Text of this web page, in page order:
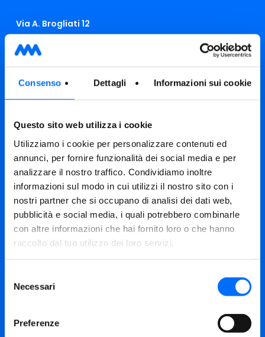
Consenso Dettagli Informazioni sui cookie
Questo sito web utilizza i cookie
Utilizziamo i cookie per personalizzare contenuti ed
annunci, per fornire funzionalità dei social media e per
analizzare il nostro traffico. Condividiamo inoltre
informazioni sul modo in cui utilizzi il nostro sito con i
nostri partner che si occupano di analisi dei dati web,
pubblicità e social media, i quali potrebbero combinarle
con altre informazioni che hai fornito loro o che hanno
raccolto dal tuo utilizzo dei loro servizi.
delNecessari
Preferenze
Via A. Brogliati 12
LUN:08.30 – 12.00 e 15:00 – 17:00
MAR, MER, GIO, VEN:
08.30 – 12.00
0473 283 000
info@asmmerano.it
reclami@asmmerano.it
CENTRO DI RICICLAGGIO
Zona Industriale, 24
Lana
08.00 – 12.00 e 14.00 – 18.00